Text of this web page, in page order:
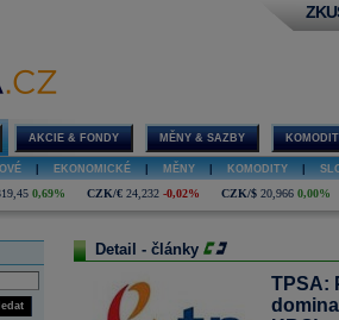
AKCIE & FONDY MĚNY & SAZBY
EKONOMICKÉ MĚNY KOMODITY
0,69% CZK/€ 24,232 -0,02% CZK/$ 20,966 0,00%
Detail - články
TPSA: